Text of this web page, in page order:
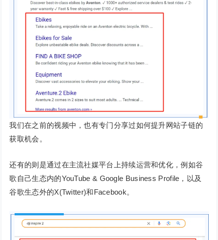
我们在之前的视频中，也有专门分享过如何提升网站子链的
获取机会。
还有的则是通过在主流社媒平台上持续运营和优化，例如谷
歌自己生态内的YouTube & Google Business Profile，以及
谷歌生态外的X(Twitter)和Facebook。